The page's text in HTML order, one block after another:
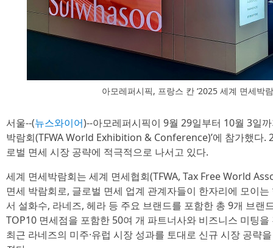
아모레퍼시픽, 프랑스 칸 ‘2025 세계 면세박
서울--(뉴스와이어)--아모레퍼시픽이 9월 29일부터 10월 3일
박람회(TFWA World Exhibition & Conference)’에 참가했다.
로벌 면세 시장 공략에 적극적으로 나서고 있다.
세계 면세박람회는 세계 면세협회(TFWA, Tax Free World
면세 박람회로, 글로벌 면세 업계 관계자들이 한자리에 모이
서 설화수, 라네즈, 헤라 등 주요 브랜드를 포함한 총 9개 브랜
TOP10 면세점을 포함한 50여 개 파트너사와 비즈니스 미팅
최근 라네즈의 미주·유럽 시장 성과를 토대로 신규 시장 공략